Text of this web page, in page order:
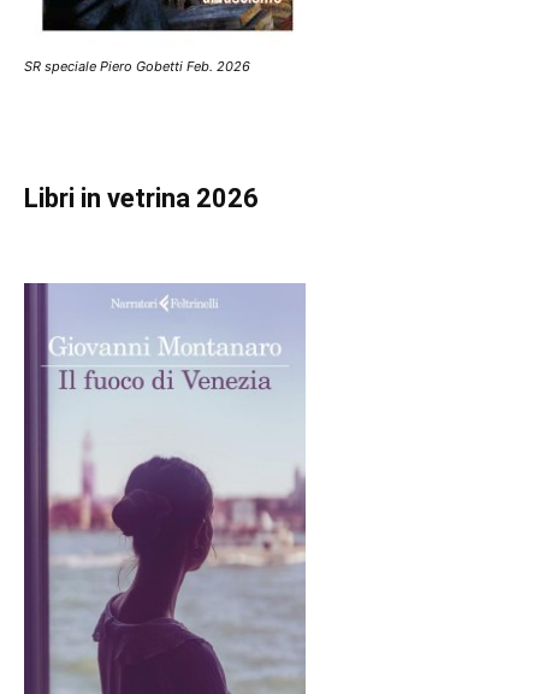
SR speciale Piero Gobetti Feb. 2026
Libri in vetrina 2026